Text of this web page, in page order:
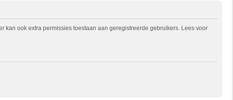
ook extra permissies toestaan aan geregistreerde gebruikers. Lees voor